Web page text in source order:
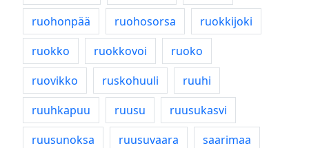
ruohonpää
ruohosorsa
ruokkijoki
ruokko
ruokkovoi
ruoko
ruovikko
ruskohuuli
ruuhi
ruuhkapuu
ruusu
ruusukasvi
ruusunoksa
ruusuvaara
saarimaa